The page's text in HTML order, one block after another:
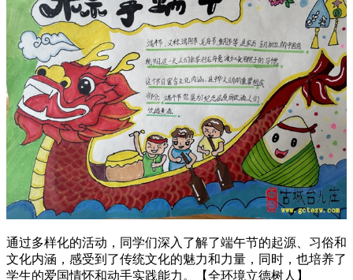
通过多样化的活动，同学们深入了解了端午节的起源、习俗和
文化内涵，感受到了传统文化的魅力和力量，同时，也培养了
学生的爱国情怀和动手实践能力。【全环境立德树人】